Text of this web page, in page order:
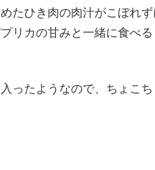
たひき肉の肉汁がこぼれ
リカの甘みと一緒に食べ
ったようなので、ちょこ